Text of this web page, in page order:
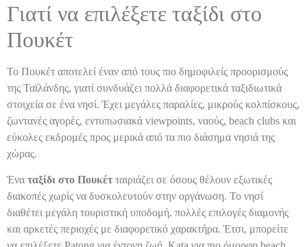
Γιατί να επιλέξετε ταξίδι στο
Πουκέτ
Το Πουκέτ αποτελεί έναν από τους πιο δημοφιλείς προορισμούς
της Ταϊλάνδης, γιατί συνδυάζει πολλά διαφορετικά ταξιδιωτικά
στοιχεία σε ένα νησί. Έχει μεγάλες παραλίες, μικρούς κολπίσκους,
ζωντανές αγορές, εντυπωσιακά viewpoints, ναούς, beach clubs και
εύκολες εκδρομές προς μερικά από τα πιο διάσημα νησιά της
χώρας.
Ένα ταξίδι στο Πουκέτ ταιριάζει σε όσους θέλουν εξωτικές
διακοπές χωρίς να δυσκολευτούν στην οργάνωση. Το νησί
διαθέτει μεγάλη τουριστική υποδομή, πολλές επιλογές διαμονής
και αρκετές περιοχές με διαφορετικό χαρακτήρα. Έτσι, μπορείτε